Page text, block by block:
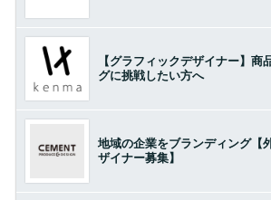
【グラフィックデザイナー】商
グに挑戦したい方へ
地域の企業をブランディング【
ザイナー募集】